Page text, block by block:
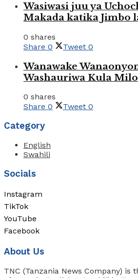
Wasiwasi juu ya
Makada katika Jimbo
0 shares
Share 0 Tweet 0
Wanawake
Washauriwa Kula
0 shares
Share 0 Tweet 0
Category
English
Swahili
Socials
Instagram
TikTok
YouTube
Facebook
About Us
TNC (Tanzania News Company) is